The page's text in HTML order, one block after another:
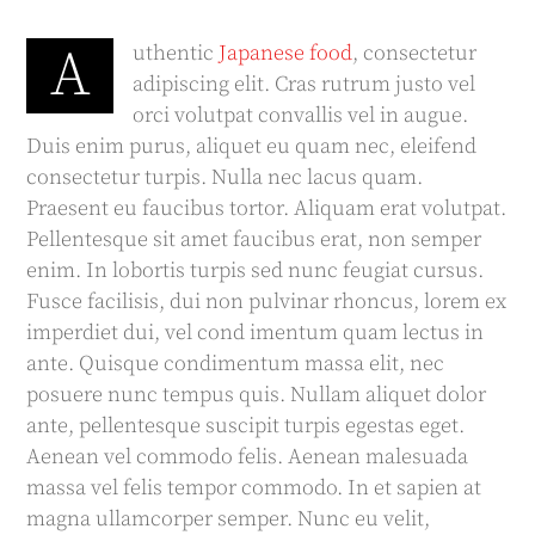
A uthentic Japanese food, consectetur
adipiscing elit. Cras rutrum justo vel
orci volutpat convallis vel in augue.
Duis enim purus, aliquet eu quam nec, eleifend
consectetur turpis. Nulla nec lacus quam.
Praesent eu faucibus tortor. Aliquam erat volutpat.
Pellentesque sit amet faucibus erat, non semper
enim. In lobortis turpis sed nunc feugiat cursus.
Fusce facilisis, dui non pulvinar rhoncus, lorem ex
imperdiet dui, vel cond imentum quam lectus in
ante. Quisque condimentum massa elit, nec
posuere nunc tempus quis. Nullam aliquet dolor
ante, pellentesque suscipit turpis egestas eget.
Aenean vel commodo felis. Aenean malesuada
massa vel felis tempor commodo. In et sapien at
magna ullamcorper semper. Nunc eu velit,